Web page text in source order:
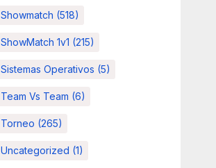
Showmatch (518)
ShowMatch 1v1 (215)
Sistemas Operativos (5)
Team Vs Team (6)
Torneo (265)
Uncategorized (1)